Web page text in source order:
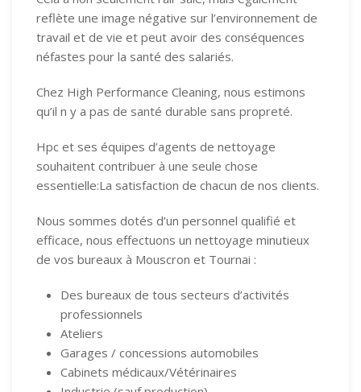
reflète une image négative sur l’environnement de
travail et de vie et peut avoir des conséquences
néfastes pour la santé des salariés.
Chez High Performance Cleaning, nous estimons
qu’il n y a pas de santé durable sans propreté.
Hpc et ses équipes d’agents de nettoyage
souhaitent contribuer à une seule chose
essentielle:La satisfaction de chacun de nos clients.
Nous sommes dotés d’un personnel qualifié et
efficace, nous effectuons un nettoyage minutieux
de vos bureaux à Mouscron et Tournai :
Des bureaux de tous secteurs d’activités
professionnels
Ateliers
Garages / concessions automobiles
Cabinets médicaux/Vétérinaires